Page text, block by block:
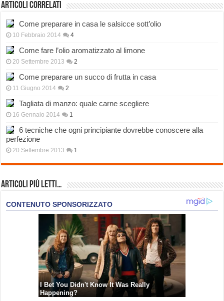
Articoli correlati
Come preparare in casa le salsicce sott’olio
10 Febbraio 2014 4
Come fare l’olio aromatizzato al limone
20 Settembre 2013 2
Come preparare un succo di frutta in casa
11 Giugno 2014 2
Tagliata di manzo: quale carne scegliere
16 Gennaio 2014 1
6 tecniche che ogni principiante dovrebbe conoscere alla
perfezione
20 Settembre 2013 1
Articoli più Letti…